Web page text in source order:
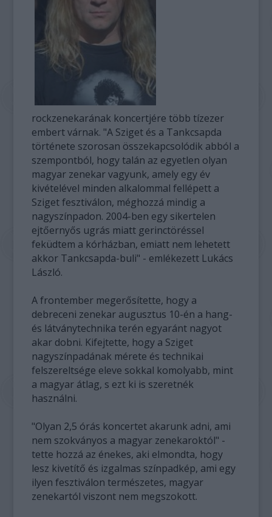
rockzenekarának koncertjére több tízezer
embert várnak. "A Sziget és a Tankcsapda
története szorosan összekapcsolódik abból a
szempontból, hogy talán az egyetlen olyan
magyar zenekar vagyunk, amely egy év
kivételével minden alkalommal fellépett a
Sziget fesztiválon, méghozzá mindig a
nagyszínpadon. 2004-ben egy sikertelen
ejtőernyős ugrás miatt gerinctöréssel
feküdtem a kórházban, emiatt nem lehetett
akkor Tankcsapda-buli" - emlékezett Lukács
László.
A frontember megerősítette, hogy a
debreceni zenekar augusztus 10-én a hang-
és látványtechnika terén egyaránt nagyot
akar dobni. Kifejtette, hogy a Sziget
nagyszínpadának mérete és technikai
felszereltsége eleve sokkal komolyabb, mint
a magyar átlag, s ezt ki is szeretnék
használni.
"Olyan 2,5 órás koncertet akarunk adni, ami
nem szokványos a magyar zenekaroktól" -
tette hozzá az énekes, aki elmondta, hogy
lesz kivetítő és izgalmas színpadkép, ami egy
ilyen fesztiválon természetes, magyar
zenekartól viszont nem megszokott.